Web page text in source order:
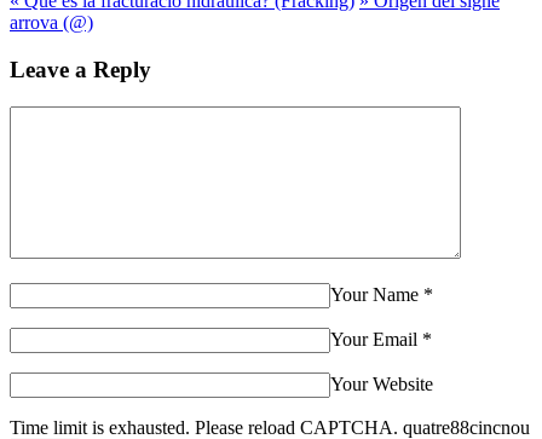
arrova (@)
Leave a Reply
Your Name *
Your Email *
Your Website
Time limit is exhausted. Please reload CAPTCHA. quatre88cincnou